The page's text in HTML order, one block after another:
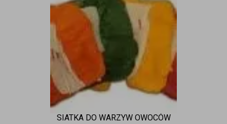
SIATKA DO WARZYW OWOCÓW